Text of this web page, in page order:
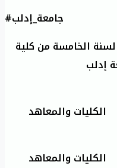
#جامعة_إدلب
الخامسة من كلية
الكليات والمعاهد
الكليات والمعاهد